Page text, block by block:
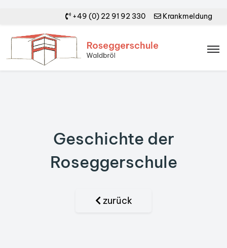
+49 (0) 22 91 92 330 Krankmeldung
Geschichte der
Roseggerschule
zurück